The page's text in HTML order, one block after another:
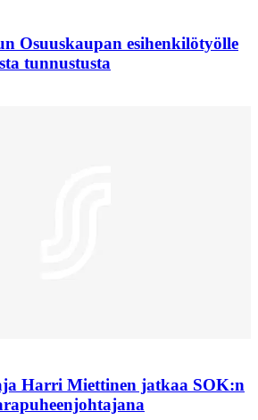
Osuuskaupan esihenkilötyölle
tunnustusta
Harri Miettinen jatkaa SOK:n